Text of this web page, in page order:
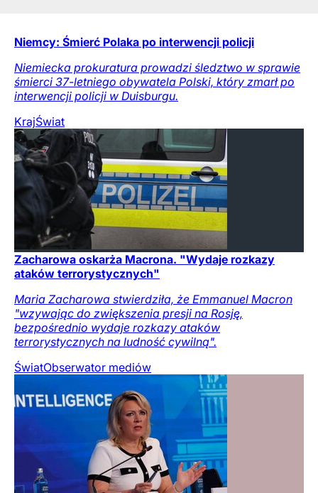
Niemcy: Śmierć Polaka po interwencji policji
Niemiecka prokuratura prowadzi śledztwo w sprawie
śmierci 37-letniego obywatela Polski, który zmarł po
interwencji policji w Duisburgu.
KrajŚwiat
Zacharowa oskarża Macrona. "Wydaje rozkazy
ataków terrorystycznych"
Maria Zacharowa stwierdziła, że Emmanuel Macron
"wzywając do zwiększenia presji na Rosję,
bezpośrednio wydaje rozkazy ataków
terrorystycznych na ludność cywilną".
ŚwiatObserwator mediów